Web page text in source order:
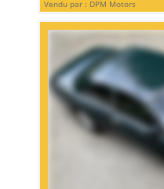
Vendu par : DPM Motors